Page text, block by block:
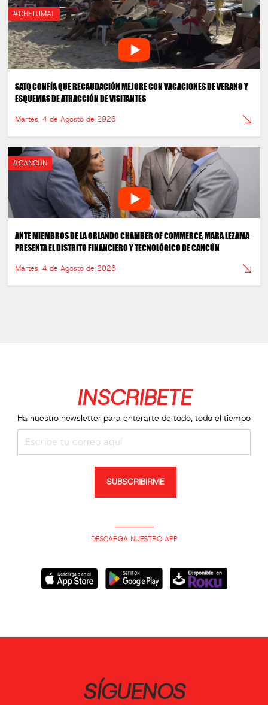
#CHETUMAL
SATQ CONFÍA QUE RECAUDACIÓN MEJORE CON VACACIONES DE VERANO Y
ESQUEMAS DE ATRACCIÓN DE VISITANTES
Martes, 4 de Agosto de 2026
#CANCÚN
ANTE MIEMBROS DE LA ORLANDO CHAMBER OF COMMERCE, MARA LEZAMA
PRESENTA EL DISTRITO FINANCIERO Y TECNOLÓGICO DE CANCÚN
Martes, 4 de Agosto de 2026
INSCRIBETE
Ha nuestro newsletter para enterarte de todo, todo el tiempo
SUBSCRIBIRME
DESCARGA NUESTRO APP
SÍGUENOS